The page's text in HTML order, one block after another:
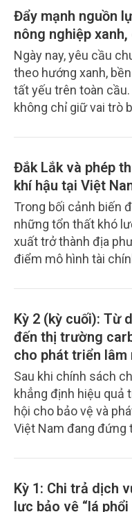
thuộc vào một số
trường truyền thống.
quốc tế ngày càng
lượng ngày càng
đang đứng trước đòi
để chuyển từ tăng
bền vững.
Đẩy mạnh nguồn
nông nghiệp
Ngày nay, yêu cầu
theo hướng xanh,
tất yếu trên toàn
không chỉ giữ vai trò
mà còn là lĩnh vực
đổi khí hậu. Tuy
phát triển nông
vấn đề then chốt
chính.
Đắk Lắk và phép
khí hậu tại Việt
Trong bối cảnh biến
những tổn thất khó
xuất trở thành địa
điểm mô hình tài
triệu USD cùng cơ
tượng và trí tuệ nhân
hướng tiếp cận mới
tổn thương mà còn
thử quan trọng cho
của Việt Nam trong
Kỳ 2 (kỳ cuối): Từ
đến thị trường
cho phát triển lâm
Sau khi chính sách
khẳng định hiệu quả
hội cho bảo vệ và
Việt Nam đang đứng
phát thải ròng bằng
hấp thụ và lưu giữ
bước được nhận diện
Kỳ 1: Chi trả dịch
lực bảo vệ “lá